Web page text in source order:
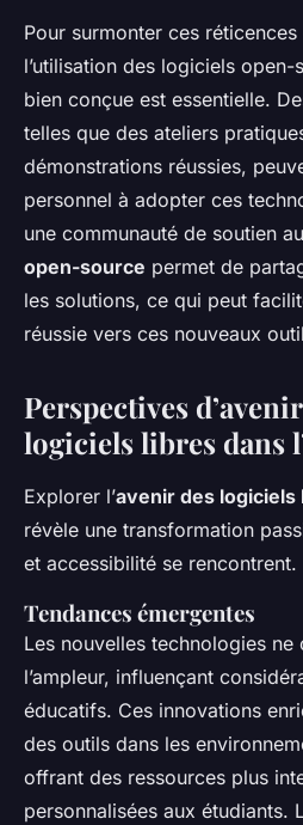
Pour surmonter ces
l’utilisation des logiciels
bien conçue est essentielle.
telles que des ateliers
démonstrations réussies,
personnel à adopter ces
une communauté de soutien
open-source permet de
les solutions, ce qui peut
réussie vers ces nouveaux
Perspectives
logiciels libres dans
Explorer l’avenir des logiciels
révèle une transformation
et accessibilité se rencontrent.
Tendances émergentes
Les nouvelles technologies
l’ampleur, influençant
éducatifs. Ces innovations
des outils dans les
offrant des ressources plus
personnalisées aux étudiants.